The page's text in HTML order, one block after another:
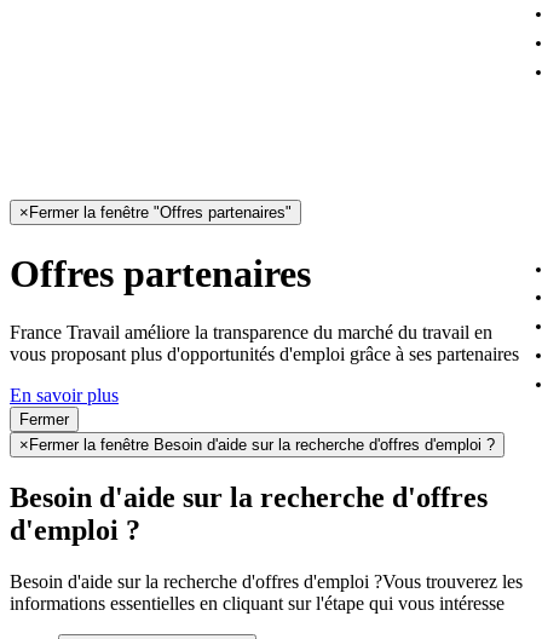
× Fermer la fenêtre "Offres partenaires"
Offres partenaires
France Travail améliore la transparence du marché du travail en
vous proposant plus d'opportunités d'emploi grâce à ses partenaires
En savoir plus
Fermer
× Fermer la fenêtre Besoin d'aide sur la recherche d'offres d'emploi ?
Besoin d'aide sur la recherche d'offres
d'emploi ?
Besoin d'aide sur la recherche d'offres d'emploi ?Vous trouverez les
informations essentielles en cliquant sur l'étape qui vous intéresse